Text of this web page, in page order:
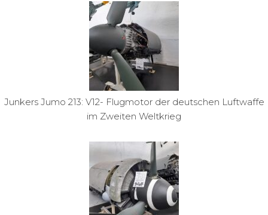
Junkers Jumo 213: V12- Flugmotor der deutschen Luftwaffe
im Zweiten Weltkrieg